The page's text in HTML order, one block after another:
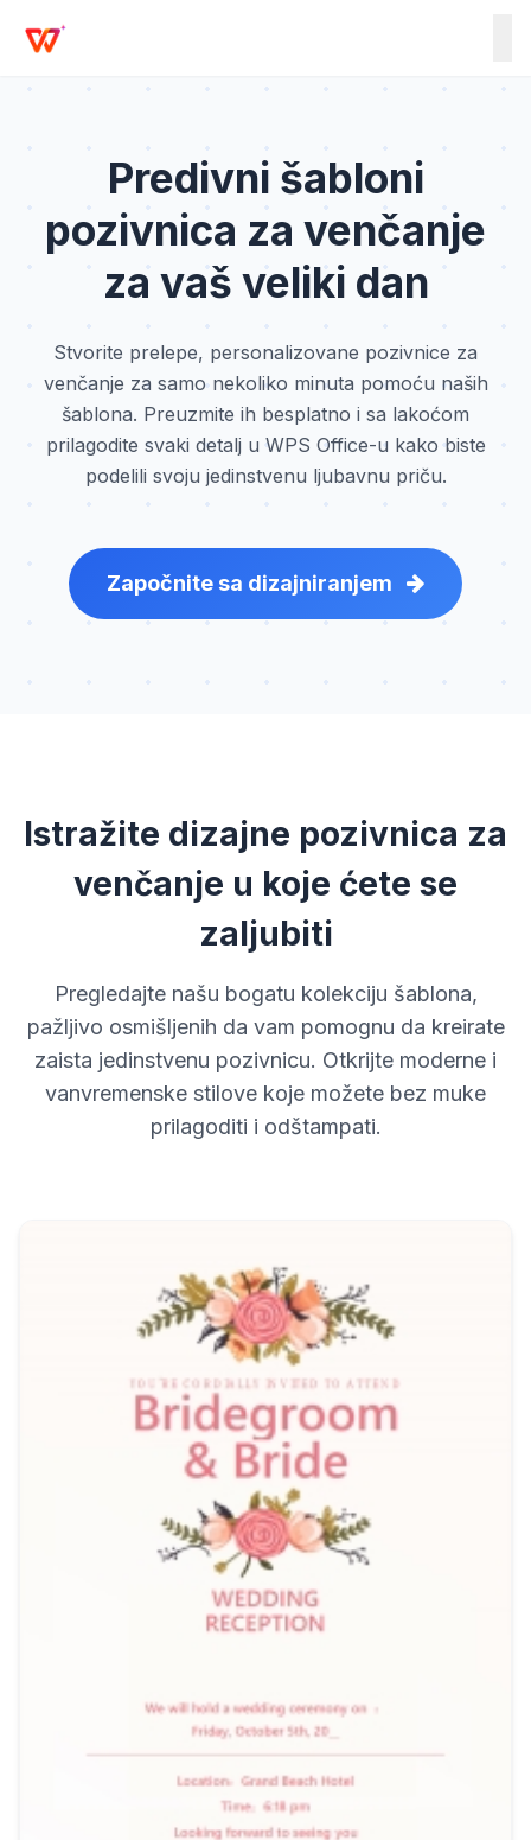
Predivni šabloni
pozivnica za venčanje
za vaš veliki dan
Stvorite prelepe, personalizovane pozivnice za
venčanje za samo nekoliko minuta pomoću naših
šablona. Preuzmite ih besplatno i sa lakoćom
prilagodite svaki detalj u WPS Office-u kako biste
podelili svoju jedinstvenu ljubavnu priču.
Započnite sa dizajniranjem
Istražite dizajne pozivnica za
venčanje u koje ćete se
zaljubiti
Pregledajte našu bogatu kolekciju šablona,
pažljivo osmišljenih da vam pomognu da kreirate
zaista jedinstvenu pozivnicu. Otkrijte moderne i
vanvremenske stilove koje možete bez muke
prilagoditi i odštampati.